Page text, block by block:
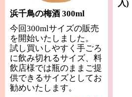
浜千鳥の梅酒 300ml
今回300mlサイズの販売
を開始いたしました。
試し買いしやすく手ごろ
に飲み切れるサイズ、料
飲店様では瓶のままご提
供できるサイズとしてお
勧めいたします。
入)